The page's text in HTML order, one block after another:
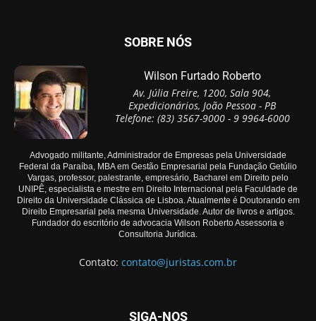
SOBRE NÓS
Wilson Furtado Roberto
Av. Júlia Freire, 1200, Sala 904,
Expedicionários, João Pessoa - PB
Telefone: (83) 3567-9000 - 9 9964-6000
Advogado militante, Administrador de Empresas pela Universidade
Federal da Paraíba, MBA em Gestão Empresarial pela Fundação Getúlio
Vargas, professor, palestrante, empresário, Bacharel em Direito pelo
UNIPÊ, especialista e mestre em Direito Internacional pela Faculdade de
Direito da Universidade Clássica de Lisboa. Atualmente é Doutorando em
Direito Empresarial pela mesma Universidade. Autor de livros e artigos.
Fundador do escritório de advocacia Wilson Roberto Assessoria e
Consultoria Jurídica.
Contato: contato@juristas.com.br
SIGA-NOS